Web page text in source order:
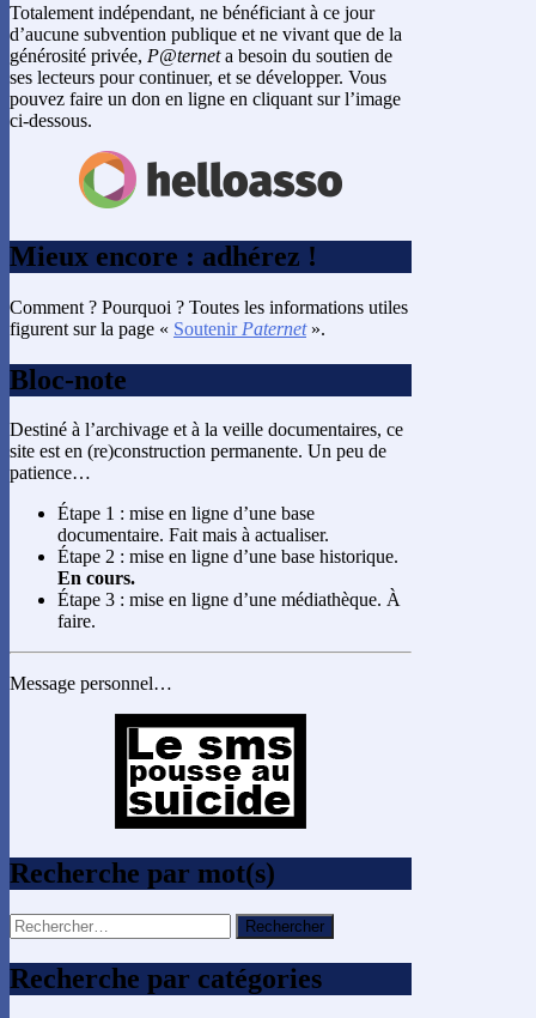
Totalement indépendant, ne bénéficiant à ce jour
d’aucune subvention publique et ne vivant que de la
générosité privée, P@terneta besoin du soutien de
ses lecteurs pour continuer, et se développer. Vous
pouvez faire un don en ligne en cliquant sur l’image
ci-dessous.
Mieux encore : adhérez !
Comment ? Pourquoi ? Toutes les informations utiles
figurent sur la page « Soutenir Paternet».
Bloc-note
Destiné à l’archivage et à la veille documentaires, ce
site est en (re)construction permanente. Un peu de
patience…
Étape 1 : mise en ligne d’une base
documentaire. Fait mais à actualiser.
Étape 2 : mise en ligne d’une base historique.
En cours.
Étape 3 : mise en ligne d’une médiathèque. À
faire.
Message personnel…
Recherche par mot(s)
Rechercher :
Recherche par catégories